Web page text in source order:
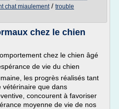
chat miaulement/ trouble
chez le chien
chez le chien âgé
de vie du chien
les progrès réalisés tant
vétérinaire que dans
concourent à favoriser
moyenne de vie de nos